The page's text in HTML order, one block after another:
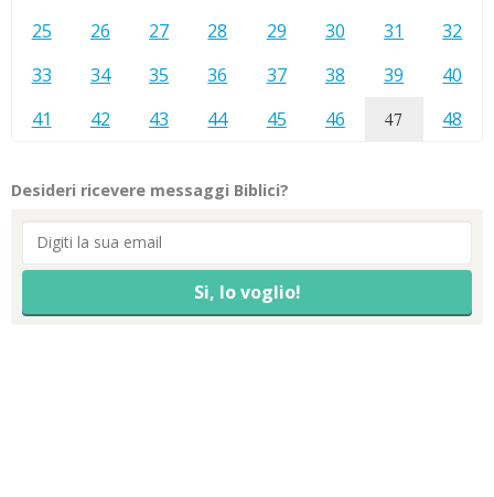
25
26 27 28 29 30 31
32
33
34 35 36 37 38 39
40
41
42 43 44 45 46 47 48
Desideri ricevere messaggi Biblici?